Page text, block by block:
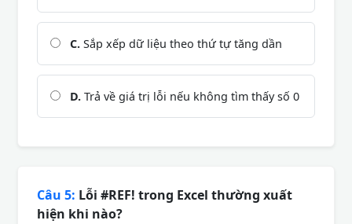
C. Sắp xếp dữ liệu theo thứ tự tăng dần
D. Trả về giá trị lỗi nếu không tìm thấy số 0
Câu 5: Lỗi #REF! trong Excel thường xuất
hiện khi nào?